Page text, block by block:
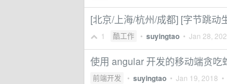
[北京/上海/杭州/成都] [字节跳
1 酷工作 • suyingtao • Jan 28,
使用 angular 开发的移动端贪吃
前端开发 • suyingtao • Jan 19, 2018